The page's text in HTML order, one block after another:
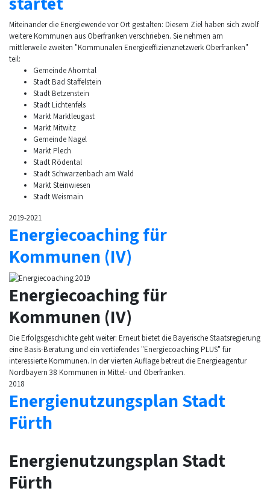
Miteinander die Energiewende vor Ort gestalten: Diesem Ziel haben sich zwölf
weitere Kommunen aus Oberfranken verschrieben. Sie nehmen am
mittlerweile zweiten "Kommunalen Energieeffizienznetzwerk Oberfranken"
teil:
Gemeinde Ahorntal
Stadt Bad Staffelstein
Stadt Betzenstein
Stadt Lichtenfels
Markt Marktleugast
Markt Mitwitz
Gemeinde Nagel
Markt Plech
Stadt Rödental
Stadt Schwarzenbach am Wald
Markt Steinwiesen
Stadt Weismain
2019-2021
Energiecoaching für
Kommunen (IV)
Energiecoaching für
Kommunen (IV)
Die Erfolgsgeschichte geht weiter: Erneut bietet die Bayerische Staatsregierung
eine Basis-Beratung und ein vertiefendes "Energiecoaching PLUS" für
interessierte Kommunen. In der vierten Auflage betreut die Energieagentur
Nordbayern 38 Kommunen in Mittel- und Oberfranken.
2018
Energienutzungsplan Stadt
Fürth
Energienutzungsplan Stadt
Fürth